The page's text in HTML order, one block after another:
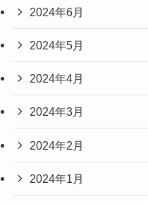
2024年6月
2024年5月
2024年4月
2024年3月
2024年2月
2024年1月